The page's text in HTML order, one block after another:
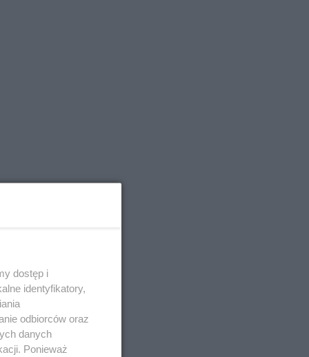
dostęp i
identyfikatory,
odbiorców oraz
danych
Ponieważ